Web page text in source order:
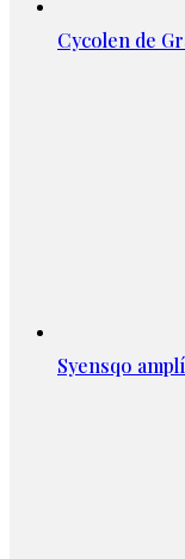
Cycolen de
Syensqo